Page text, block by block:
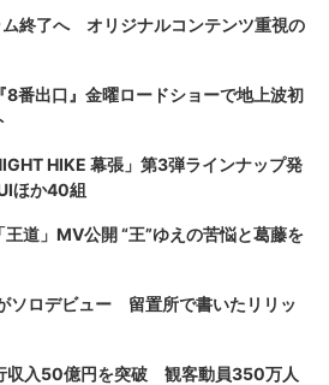
終了へ オリジナルコンテンツ重視の
8番出口』金曜ロードショーで地上波初
HIKE 幕張」第3弾ラインナップ発
ほか40組
道」MV公開 “王”ゆえの苦悩と葛藤を
ソロデビュー 留置所で書いたリリッ
収入50億円を突破 観客動員350万人